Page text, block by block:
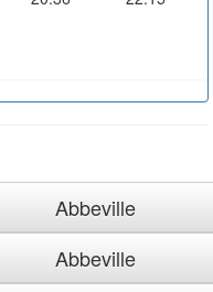
Abbeville
Abbeville